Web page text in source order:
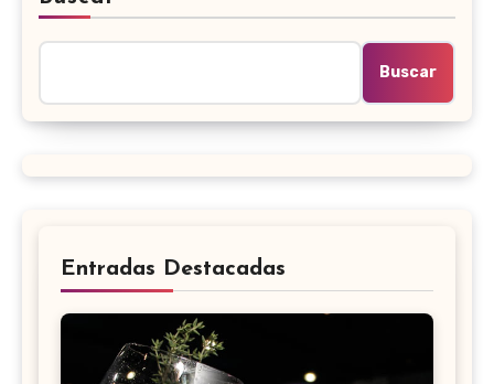
Buscar
Entradas Destacadas